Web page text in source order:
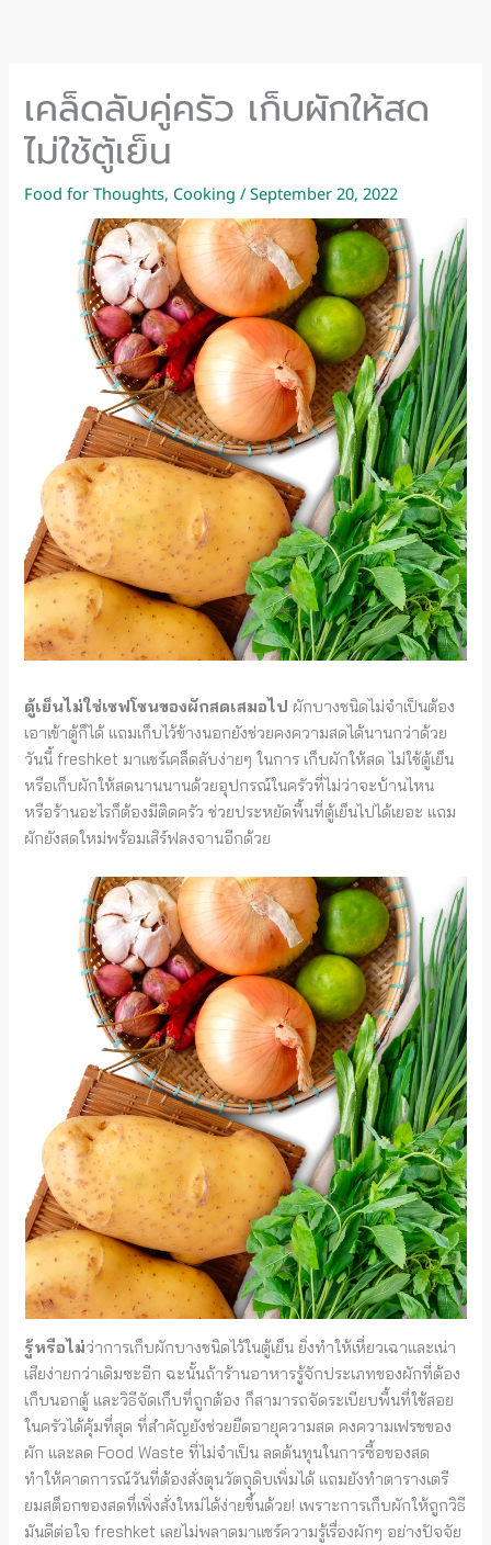
เคล็ดลับคู่ครัว เก็บผักให้สด
ไม่ใช้ตู้เย็น
Food for Thoughts, Cooking /September 20, 2022
ตู้เย็นไม่ใช่เซฟโซนของผักสดเสมอไป ผักบางชนิดไม่จำเป็นต้อง
เอาเข้าตู้ก็ได้ แถมเก็บไว้ข้างนอกยังช่วยคงความสดได้นานกว่าด้วย
วันนี้ freshket มาแชร์เคล็ดลับง่ายๆ ในการ เก็บผักให้สด ไม่ใช้ตู้เย็น
หรือเก็บผักให้สดนานนานด้วยอุปกรณ์ในครัวที่ไม่ว่าจะบ้านไหน
หรือร้านอะไรก็ต้องมีติดครัว ช่วยประหยัดพื้นที่ตู้เย็นไปได้เยอะ แถม
ผักยังสดใหม่พร้อมเสิร์ฟลงจานอีกด้วย
รู้หรือไม่ว่าการเก็บผักบางชนิดไว้ในตู้เย็น ยิ่งทำให้เหี่ยวเฉาและเน่า
เสียง่ายกว่าเดิมซะอีก ฉะนั้นถ้าร้านอาหารรู้จักประเภทของผักที่ต้อง
เก็บนอกตู้ และวิธีจัดเก็บที่ถูกต้อง ก็สามารถจัดระเบียบพื้นที่ใช้สอย
ในครัวได้คุ้มที่สุด ที่สำคัญยังช่วยยืดอายุความสด คงความเฟรชของ
ผัก และลด Food Waste ที่ไม่จำเป็น ลดต้นทุนในการซื้อของสด
ทำให้คาดการณ์วันที่ต้องสั่งตุนวัตถุดิบเพิ่มได้ แถมยังทำตารางเตรี
ยมสต็อกของสดที่เพิ่งสั่งใหม่ได้ง่ายขึ้นด้วย! เพราะการเก็บผักให้ถูกวิธี
มันดีต่อใจ freshket เลยไม่พลาดมาแชร์ความรู้เรื่องผักๆ อย่างปัจจัย